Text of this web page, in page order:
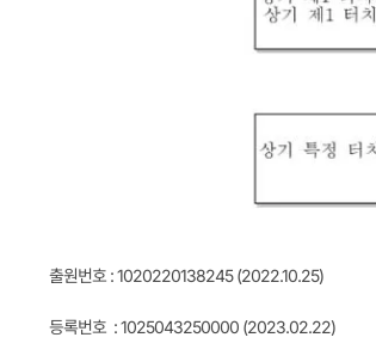
출원번호 : 1020220138245 (2022.10.25)
등록번호 : 1025043250000 (2023.02.22)